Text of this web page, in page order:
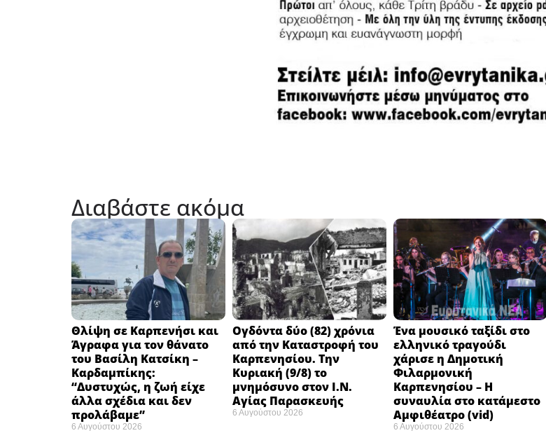
Διαβάστε ακόμα
Θλίψη σε Καρπενήσι και
Άγραφα για τον θάνατο
του Βασίλη Κατσίκη –
Καρδαμπίκης:
“Δυστυχώς, η ζωή είχε
άλλα σχέδια και δεν
προλάβαμε”
6 Αυγούστου 2026
Ογδόντα δύο (82) χρόνια
από την Καταστροφή του
Καρπενησίου. Την
Κυριακή (9/8) το
μνημόσυνο στον Ι.Ν.
Αγίας Παρασκευής
6 Αυγούστου 2026
Ένα μουσικό ταξίδι στο
ελληνικό τραγούδι
χάρισε η Δημοτική
Φιλαρμονική
Καρπενησίου – Η
συναυλία στο κατάμεστο
Αμφιθέατρο (vid)
6 Αυγούστου 2026